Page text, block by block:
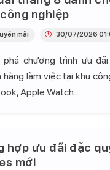
nghiệp
phá chương trình ưu
hàng làm việc tại khu
Apple Watch...
mãi 30/07/2026
hợp ưu đãi đặc
mới